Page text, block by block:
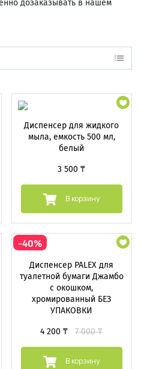
дозаказывать в нашем
Диспенсер для жидкого
мыла, емкость 500 мл,
белый
3 500 ₸
В корзину
-40%
Диспенсер PALEX для
туалетной бумаги Джамбо
с окошком,
хромированный БЕЗ
УПАКОВКИ
4 200 ₸ 7 000 ₸
В корзину